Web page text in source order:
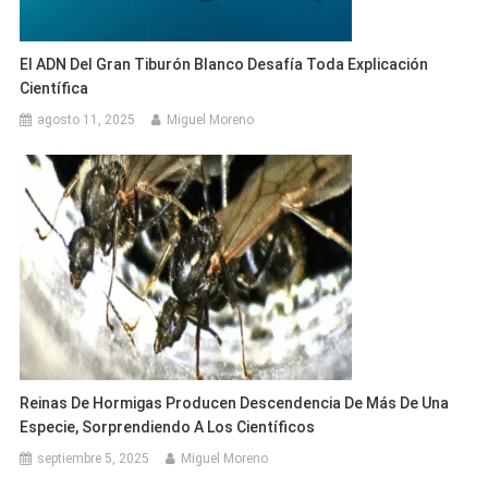
El ADN Del Gran Tiburón Blanco Desafía Toda Explicación
Científica
agosto 11, 2025 Miguel Moreno
Reinas De Hormigas Producen Descendencia De Más De Una
Especie, Sorprendiendo A Los Científicos
septiembre 5, 2025 Miguel Moreno